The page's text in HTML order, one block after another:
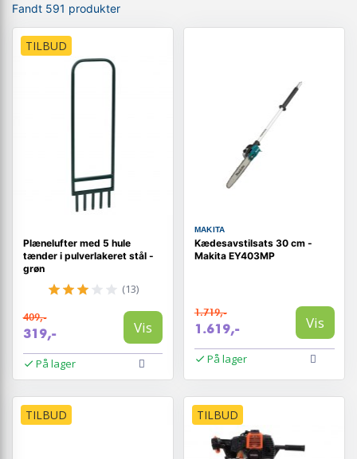
Fandt 591 produkter
TILBUD
Plænelufter med 5 hule
tænder i pulverlakeret stål -
grøn
(13)
409,-
319,- Vis
På lager
MAKITA
Kædesavstilsats 30 cm -
Makita EY403MP
1.719,-
1.619,- Vis
På lager
TILBUD TILBUD